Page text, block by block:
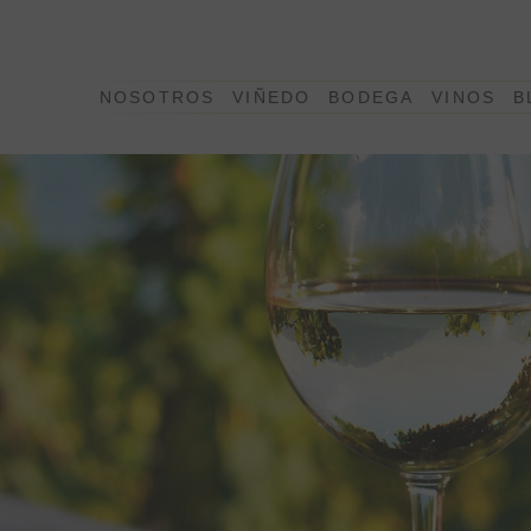
NOSOTROS VIÑEDO BODEGA VINOS